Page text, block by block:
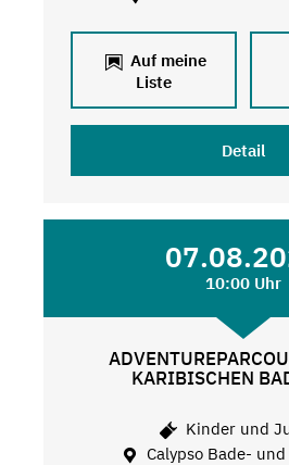
Auf meine
Liste
Detail
10:00 Uhr
KARIBISCHEN
Kinder und
Calypso Bade-